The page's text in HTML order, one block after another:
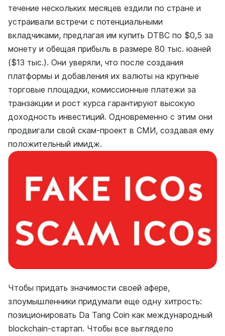
течение нескольких месяцев ездили по стране и
устраивали встречи с потенциальными
вкладчиками, предлагая им купить DTBC по $0,5 за
монету и обещая прибыль в размере 80 тыс. юаней
($13 тыс.). Они уверяли, что после создания
платформы и добавления их валюты на крупные
торговые площадки, комиссионные платежи за
транзакции и рост курса гарантируют высокую
доходность инвестиций. Одновременно с этим они
продвигали свой скам-проект в СМИ, создавая ему
положительный имидж.
Чтобы придать значимости своей афере,
злоумышленники придумали еще одну хитрость:
позиционировать Da Tang Coin как международный
blockchain-стартап. Чтобы все выглядело